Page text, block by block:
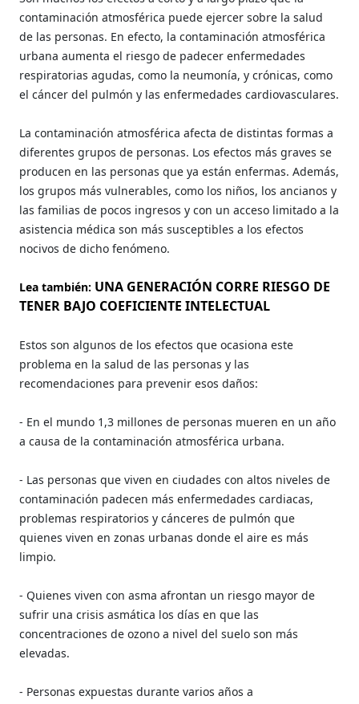
contaminación atmosférica puede ejercer sobre la salud
de las personas. En efecto, la contaminación atmosférica
urbana aumenta el riesgo de padecer enfermedades
respiratorias agudas, como la neumonía, y crónicas, como
el cáncer del pulmón y las enfermedades cardiovasculares.
La contaminación atmosférica afecta de distintas formas a
diferentes grupos de personas. Los efectos más graves se
producen en las personas que ya están enfermas. Además,
los grupos más vulnerables, como los niños, los ancianos y
las familias de pocos ingresos y con un acceso limitado a la
asistencia médica son más susceptibles a los efectos
nocivos de dicho fenómeno.
Lea también: UNA GENERACIÓN CORRE RIESGO DE
TENER BAJO COEFICIENTE INTELECTUAL
Estos son algunos de los efectos que ocasiona este
problema en la salud de las personas y las
recomendaciones para prevenir esos daños:
- En el mundo 1,3 millones de personas mueren en un año
a causa de la contaminación atmosférica urbana.
- Las personas que viven en ciudades con altos niveles de
contaminación padecen más enfermedades cardiacas,
problemas respiratorios y cánceres de pulmón que
quienes viven en zonas urbanas donde el aire es más
limpio.
- Quienes viven con asma afrontan un riesgo mayor de
sufrir una crisis asmática los días en que las
concentraciones de ozono a nivel del suelo son más
elevadas.
- Personas expuestas durante varios años a